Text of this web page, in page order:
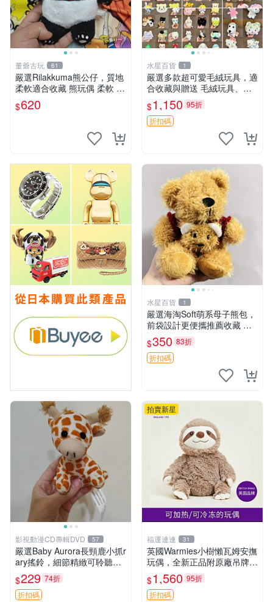
董爺古玩 61
嚴選Rilakkuma熊公仔，質地
柔軟適合收藏 熊玩偶 柔軟 公
仔 收藏
$620
水星百貨 1
嚴選多款超可愛毛絨玩具，適
合收藏與贈送 毛絨玩具、抱
枕、公仔
$1,150 95折
折扣碼
水星百貨 1
嚴選海淘Soft萌系母子熊包，
前袋設計更便攜推薦收藏 母
子熊 軟綿綿 包包
$350 83折
折扣碼
影視動漫CD專輯DVD 57
嚴選Baby Aurora長頸鹿小抓r
ary搖鈴，細節精緻可聆聽清
脆鈴音 軟萌可愛 定制紀念 金
屬搖鈴 新手媽咪推薦 長頸鹿
抓rary 搖鈴
$229 74折
折扣碼
拍賣新星
福運連連 31
英國Warmies小樹懶瓦姆安撫
玩偶，全新正品附原廠吊牌與
防塵袋，內藏薰衣草可加熱，
適合各個年齡層，冷暖兩用享
受抱抱樂趣，不容錯過嚴選好
$1,560 95折
折扣碼